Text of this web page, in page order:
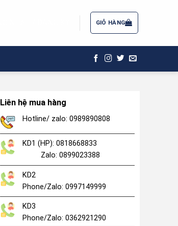
GIỎ HÀNG
Liên hệ mua hàng
Hotline/ zalo: 0989890808
KD1 (HP): 0818668833
Zalo: 0899023388
KD2
Phone/Zalo: 0997149999
KD3
Phone/Zalo: 0362921290